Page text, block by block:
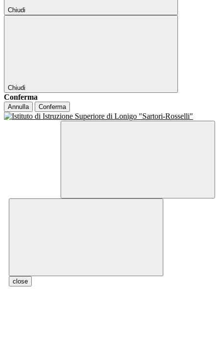
Chiudi
Chiudi
Conferma
Annulla Conferma
close